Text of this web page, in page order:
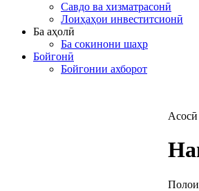
Савдо ва хизматрасонӣ
Лоиҳаҳои инвеститсионӣ
Ба аҳолӣ
Ба сокинони шаҳр
Бойгонӣ
Бойгонии ахборот
Асосӣ